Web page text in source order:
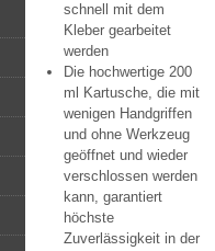
schnell mit dem
Kleber gearbeitet
werden
Die hochwertige 200
ml Kartusche, die mit
wenigen Handgriffen
und ohne Werkzeug
geöffnet und wieder
verschlossen werden
kann, garantiert
höchste
Zuverlässigkeit in der